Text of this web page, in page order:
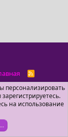
R
S
персонализировать
на использование